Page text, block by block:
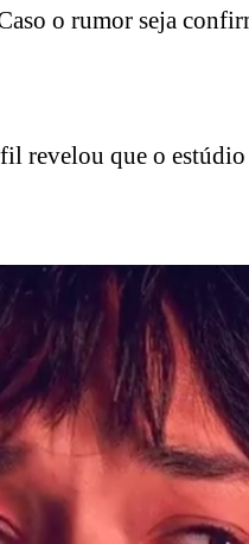
o rumor seja
revelou que o